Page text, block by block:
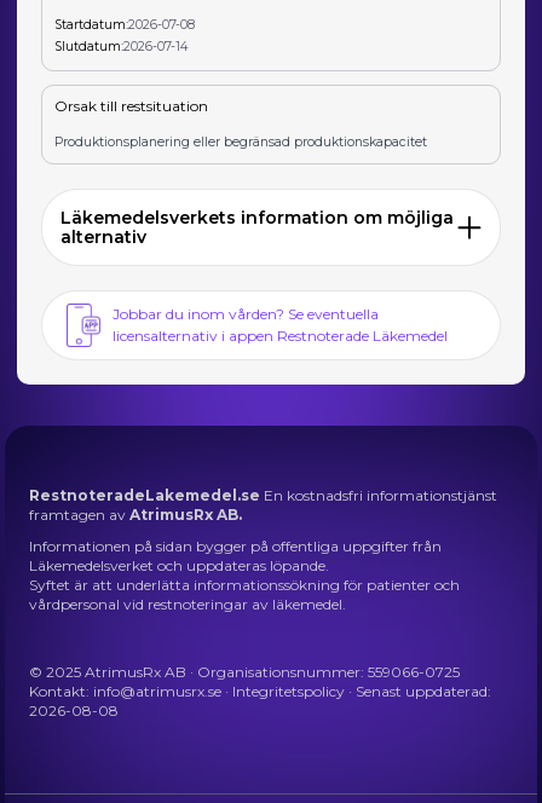
Startdatum:2026-07-08
Slutdatum:2026-07-14
Orsak till restsituation
Produktionsplanering eller begränsad produktionskapacitet
Läkemedelsverkets information om möjliga
alternativ
Jobbar du inom vården? Se eventuella
licensalternativ i appen Restnoterade Läkemedel
RestnoteradeLakemedel.se En kostnadsfri informationstjänst
framtagen avAtrimusRx AB.
Informationen på sidan bygger på offentliga uppgifter från
Läkemedelsverket och uppdateras löpande.
Syftet är att underlätta informationssökning för patienter och
vårdpersonal vid restnoteringar av läkemedel.
© 2025 AtrimusRx AB · Organisationsnummer: 559066-0725
Kontakt: info@atrimusrx.se · Integritetspolicy · Senast uppdaterad:
2026-08-08